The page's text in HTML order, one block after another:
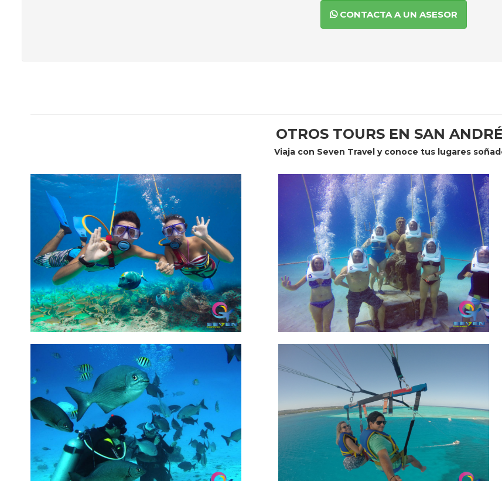
CONTACTA A UN ASESOR
OTROS TOURS EN SAN
Viaja con Seven Travel y conoce tus lugares